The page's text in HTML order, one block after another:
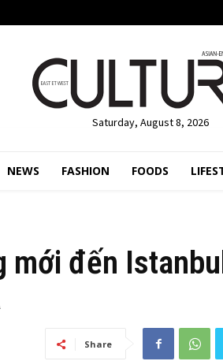
Saturday, August 8, 2026
NEWS FASHION FOODS
mới đến
Share